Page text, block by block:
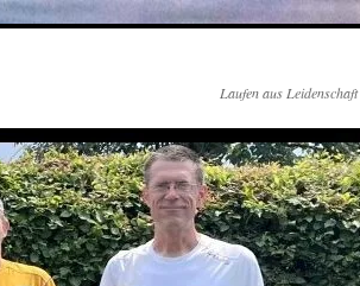
Laufen aus Leidenschaft